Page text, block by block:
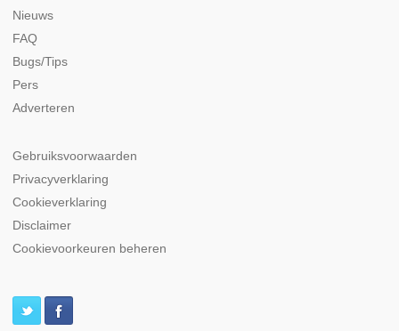
Nieuws
FAQ
Bugs/Tips
Pers
Adverteren
Gebruiksvoorwaarden
Privacyverklaring
Cookieverklaring
Disclaimer
Cookievoorkeuren beheren